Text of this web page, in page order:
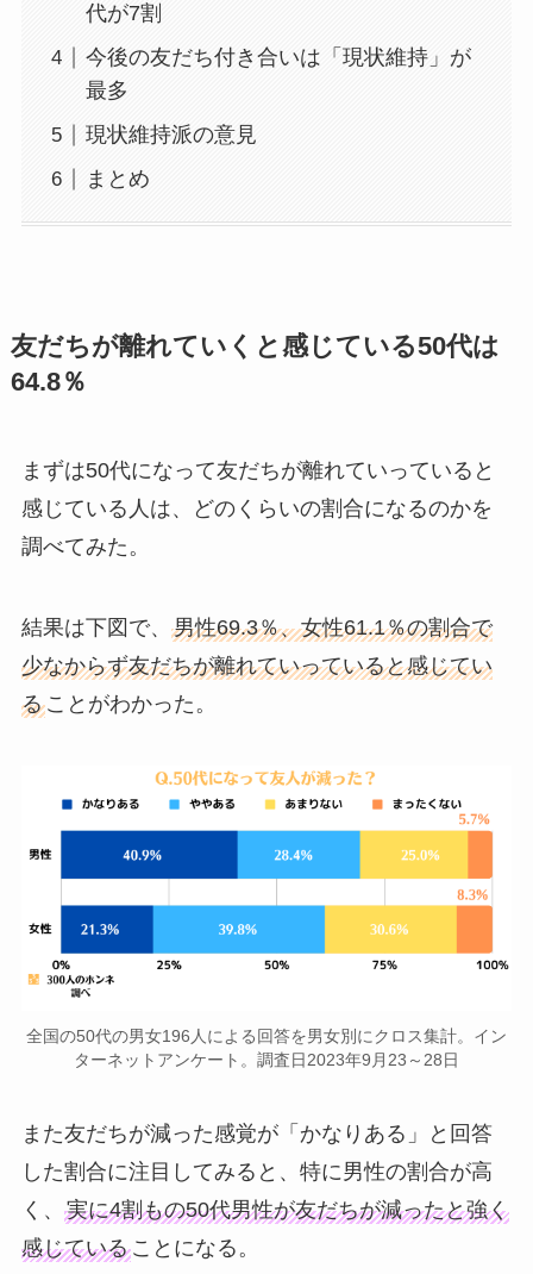
代が7割
今後の友だち付き合いは「現状維持」が
最多
現状維持派の意見
まとめ
友だちが離れていくと感じている50代は
64.8％
まずは50代になって友だちが離れていっていると
感じている人は、どのくらいの割合になるのかを
調べてみた。
結果は下図で、 男性69.3％、女性61.1％の割合で
少なからず友だちが離れていっていると感じてい
ることがわかった。
全国の50代の男女196人による回答を男女別にクロス集計。イン
ターネットアンケート。調査日2023年9月23～28日
また友だちが減った感覚が「かなりある」と回答
した割合に注目してみると、特に男性の割合が高
く、 実に4割もの50代男性が友だちが減ったと強く
感じていることになる。